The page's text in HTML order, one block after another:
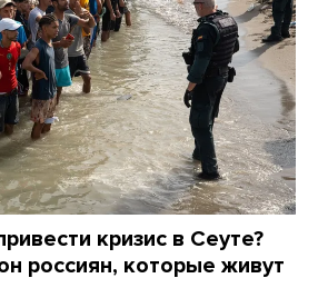
кризис в Сеуте?
россиян, которые живут